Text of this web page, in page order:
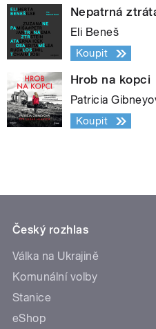
Nepatrná
Eli Beneš
Koupit
Hrob na kopci
Patricia
Koupit
Český rozhlas
Válka na Ukrajině
Komunální volby
Stanice
eShop